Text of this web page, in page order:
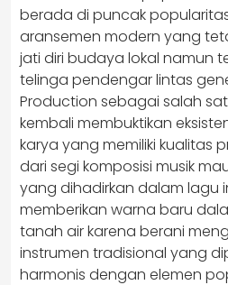
berada di puncak
aransemen modern yang
jati diri budaya lokal namun
telinga pendengar lintas
Production sebagai salah
kembali membuktikan
karya yang memiliki kualitas
dari segi komposisi musik
yang dihadirkan dalam lagu
memberikan warna baru
tanah air karena berani
instrumen tradisional yang
harmonis dengan elemen